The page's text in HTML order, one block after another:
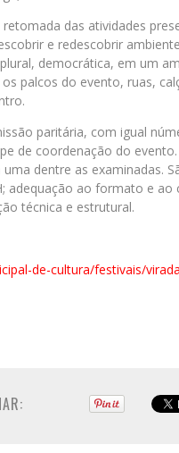
das atividades
e redescobrir
democrática, em um
palcos do evento, ruas,
paritária, com igual
de coordenação do
dentre as examinadas.
adequação ao formato e
técnica e estrutural.
de-cultura/festivais/